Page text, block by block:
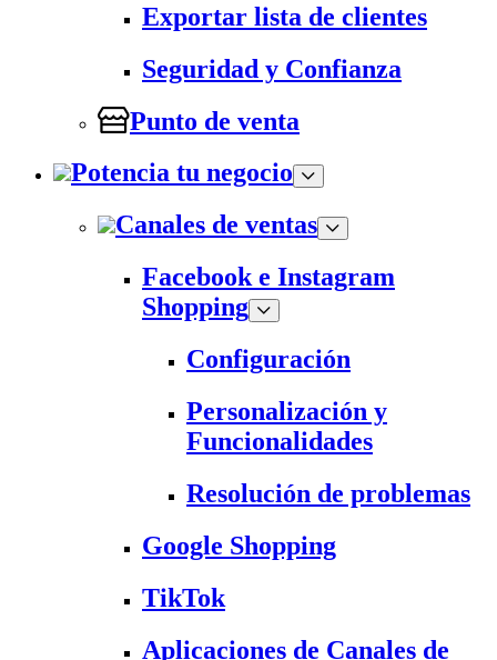
Exportar lista de clientes
Seguridad y Confianza
Punto de venta
Potencia tu negocio
Canales de ventas
Facebook e Instagram
Shopping
Configuración
Personalización y
Funcionalidades
Resolución de problemas
Google Shopping
TikTok
Aplicaciones de Canales de